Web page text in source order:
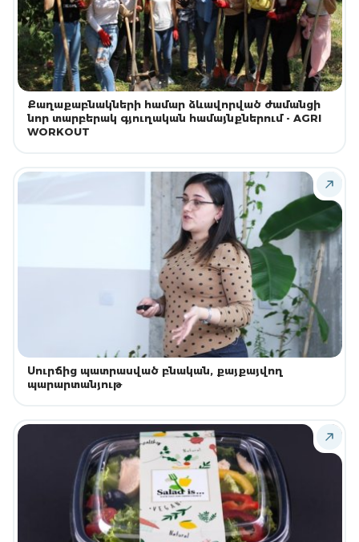
Քաղաքաբնակների համար ձևավորված ժամանցի
նոր տարբերակ գյուղական համայնքներում - AGRI
WORKOUT
Սուրճից պատրասված բնական, քայքայվող
պարարտանյութ